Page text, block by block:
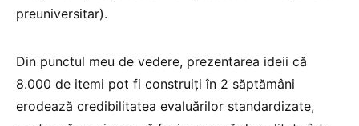
preuniversitar).
Din punctul meu de vedere, prezentarea ideii că
8.000 de itemi pot fi construiți în 2 săptămâni
erodează credibilitatea evaluărilor standardizate,